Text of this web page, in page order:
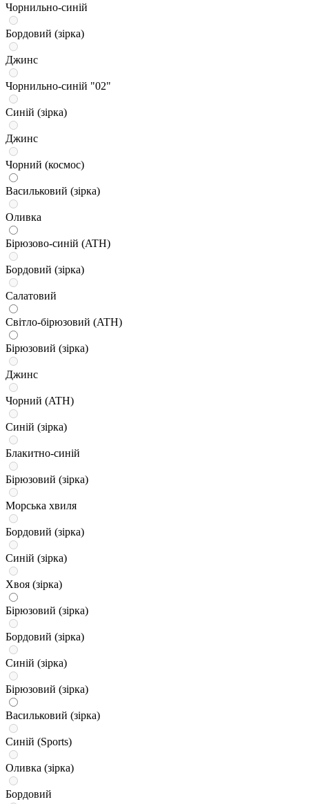
Чорнильно-синій
Бордовий (зірка)
Джинс
Чорнильно-синій "02"
Синій (зірка)
Джинс
Чорний (космос)
Васильковий (зірка)
Оливка
Бірюзово-синій (ATH)
Бордовий (зірка)
Салатовий
Світло-бірюзовий (ATH)
Бірюзовий (зірка)
Джинс
Чорний (ATH)
Синій (зірка)
Блакитно-синій
Бірюзовий (зірка)
Морська хвиля
Бордовий (зірка)
Синій (зірка)
Хвоя (зірка)
Бірюзовий (зірка)
Бордовий (зірка)
Синій (зірка)
Бірюзовий (зірка)
Васильковий (зірка)
Синій (Sports)
Оливка (зірка)
Бордовий